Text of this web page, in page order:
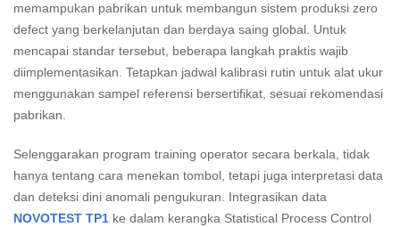
memampukan pabrikan untuk membangun sistem produksi zero
defect yang berkelanjutan dan berdaya saing global. Untuk
mencapai standar tersebut, beberapa langkah praktis wajib
diimplementasikan. Tetapkan jadwal kalibrasi rutin untuk alat ukur
menggunakan sampel referensi bersertifikat, sesuai rekomendasi
pabrikan.
Selenggarakan program training operator secara berkala, tidak
hanya tentang cara menekan tombol, tetapi juga interpretasi data
dan deteksi dini anomali pengukuran. Integrasikan data
NOVOTEST TP1 ke dalam kerangka Statistical Process Control